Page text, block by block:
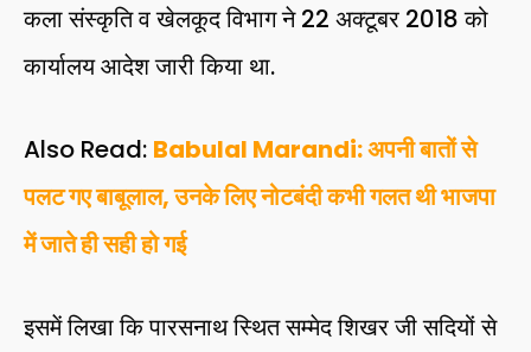
कला संस्कृति व खेलकूद विभाग ने 22 अक्टूबर 2018 को
कार्यालय आदेश जारी किया था.
Also Read: Babulal Marandi: अपनी बातों से
पलट गए बाबूलाल, उनके लिए नोटबंदी कभी गलत थी भाजपा
में जाते ही सही हो गई
इसमें लिखा कि पारसनाथ स्थित सम्मेद शिखर जी सदियों से